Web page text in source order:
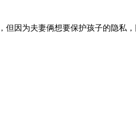
因为夫妻俩想要保护孩子的隐私